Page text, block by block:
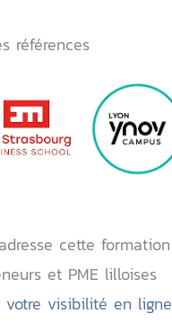
références
cette formation
et PME lilloises
votre visibilité en